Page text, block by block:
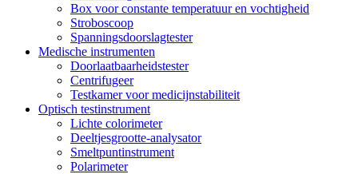
Box voor constante temperatuur en vochtigheid
Stroboscoop
Spanningsdoorslagtester
Medische instrumenten
Doorlaatbaarheidstester
Centrifugeer
Testkamer voor medicijnstabiliteit
Optisch testinstrument
Lichte colorimeter
Deeltjesgrootte-analysator
Smeltpuntinstrument
Polarimeter